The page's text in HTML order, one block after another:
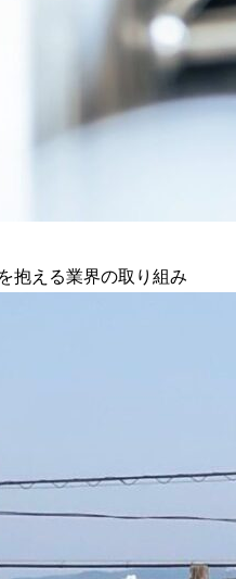
抱える業界の取り組み